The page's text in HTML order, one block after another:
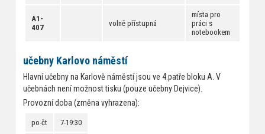
A1-
407
volně přístupná
místa pro
práci s
notebookem
učebny Karlovo náměstí
Hlavní učebny na Karlově náměstí jsou ve 4.patře bloku A. V
učebnách není možnost tisku (pouze učebny Dejvice).
Provozní doba (změna vyhrazena):
po-čt 7-19:30